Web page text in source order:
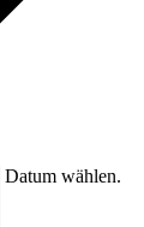
Datum wählen.